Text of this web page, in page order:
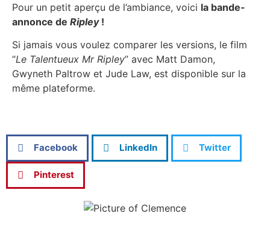
Pour un petit aperçu de l’ambiance, voici la bande-
annonce de Ripley!
Si jamais vous voulez comparer les versions, le film
“Le Talentueux Mr Ripley” avec Matt Damon,
Gwyneth Paltrow et Jude Law, est disponible sur la
même plateforme.
Facebook LinkedIn Twitter
Pinterest